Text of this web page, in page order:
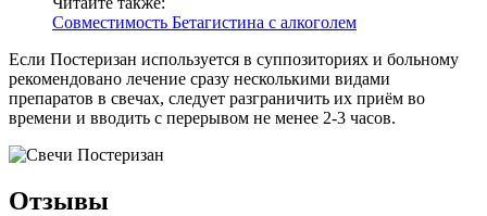
Совместимость Бетагистина с алкоголем
Если Постеризан используется в суппозиториях и больному
рекомендовано лечение сразу несколькими видами
препаратов в свечах, следует разграничить их приём во
времени и вводить с перерывом не менее 2-3 часов.
Отзывы